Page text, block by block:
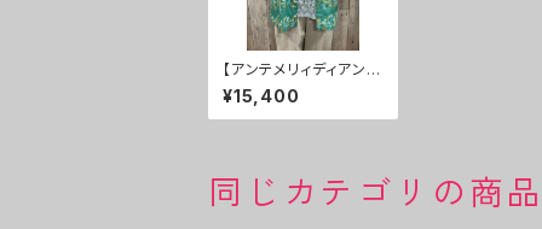
【アンテメリィディアン】
ブラウス ３０％ＯＦＦ
¥15,400
同じカテゴリの商